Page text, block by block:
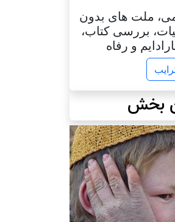
ملت های بدون
بررسی کتاب،
و رفاه
بخش